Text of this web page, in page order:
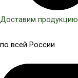
Доставим продукцию
по всей России